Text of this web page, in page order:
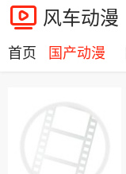
风车动漫
首页 国产动漫